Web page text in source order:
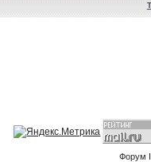
Форум